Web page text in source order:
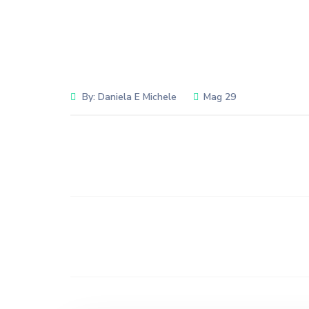
By: Daniela E Michele Mag 29